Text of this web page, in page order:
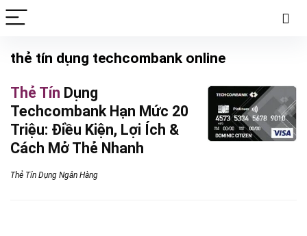
thẻ tín dụng techcombank online
Thẻ Tín Dụng
Techcombank Hạn Mức 20
Triệu: Điều Kiện, Lợi Ích &
Cách Mở Thẻ Nhanh
Thẻ Tín Dụng Ngân Hàng